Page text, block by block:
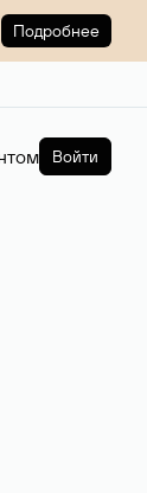
Подробнее
Войти